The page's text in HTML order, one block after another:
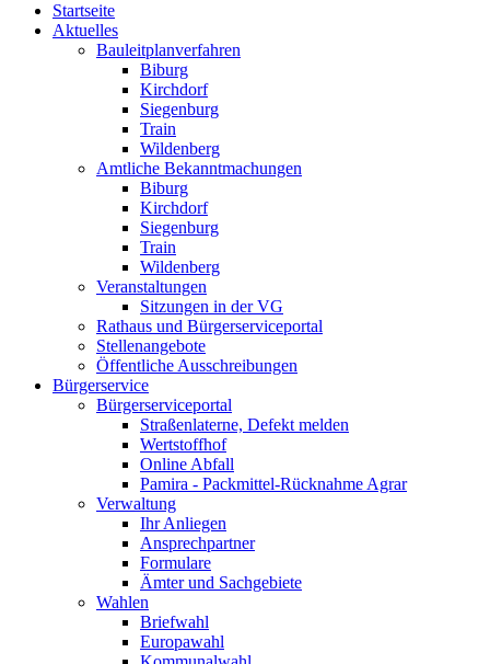
Startseite
Aktuelles
Bauleitplanverfahren
Biburg
Kirchdorf
Siegenburg
Train
Wildenberg
Amtliche Bekanntmachungen
Biburg
Kirchdorf
Siegenburg
Train
Wildenberg
Veranstaltungen
Sitzungen in der VG
Rathaus und Bürgerserviceportal
Stellenangebote
Öffentliche Ausschreibungen
Bürgerservice
Bürgerserviceportal
Straßenlaterne, Defekt melden
Wertstoffhof
Online Abfall
Pamira - Packmittel-Rücknahme Agrar
Verwaltung
Ihr Anliegen
Ansprechpartner
Formulare
Ämter und Sachgebiete
Wahlen
Briefwahl
Europawahl